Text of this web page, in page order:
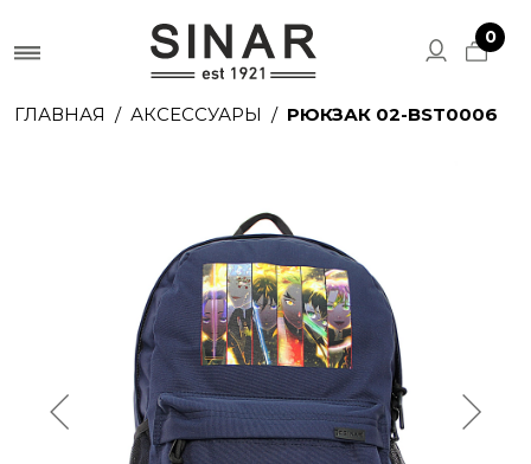
0
ГЛАВНАЯ АКСЕССУАРЫ РЮКЗАК 02-BST0006